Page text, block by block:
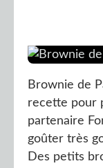
Brownie de
recette pour
partenaire
goûter très
Des petits